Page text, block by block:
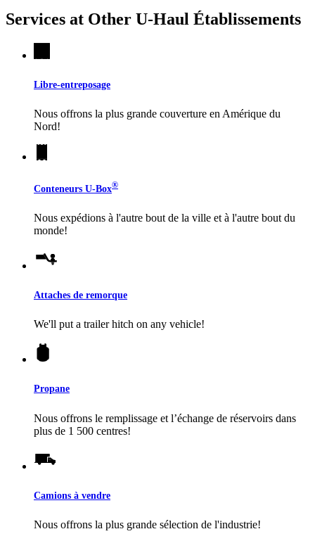
Services at Other U-Haul Établissements
Libre-entreposage
Nous offrons la plus grande couverture en Amérique du
Nord!
Conteneurs U-Box®
Nous expédions à l'autre bout de la ville et à l'autre bout du
monde!
Attaches de remorque
We'll put a trailer hitch on any vehicle!
Propane
Nous offrons le remplissage et l’échange de réservoirs dans
plus de 1 500 centres!
Camions à vendre
Nous offrons la plus grande sélection de l'industrie!